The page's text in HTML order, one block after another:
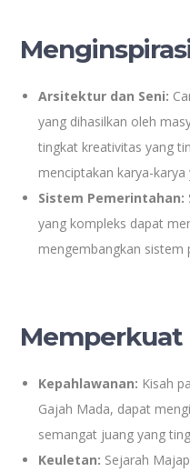
Arsitektur dan Seni:
yang dihasilkan oleh
tingkat kreativitas yang
menciptakan karya-karya
Sistem Pemerintahan:
yang kompleks dapat
mengembangkan sistem
Memperkuat
Kepahlawanan: Kisah
Gajah Mada, dapat
semangat juang yang
Keuletan: Sejarah